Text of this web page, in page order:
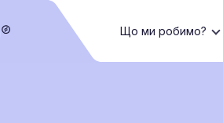
Що ми робимо?